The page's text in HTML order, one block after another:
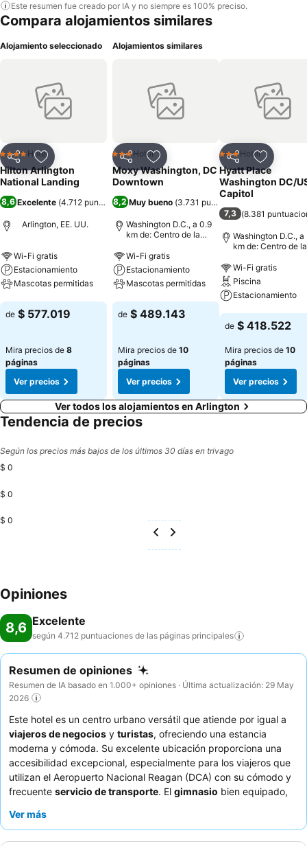
Este resumen fue creado por IA y no siempre es 100% preciso.
Compara alojamientos similares
Alojamiento seleccionado
CompartirAgregar a favoritos
4 EstrellasHotel
Hilton Arlington
National Landing
8,6 Excelente (4.712 puntuaciones)
Arlington, EE. UU.
Wi-Fi gratis
Estacionamiento
Mascotas permitidas
Ver precios
de $ 577.019
Mira precios de 8
páginas
Ver precios
Alojamientos similares
CompartirAgregar a favoritos
3 Estrellas
Hotel
Moxy Washington, DC
Downtown
8,2 Muy bueno (3.731 puntuaciones
Washington D.C., a 0.9
km de: Centro de la
Wi-Fi gratis
Estacionamiento
Mascotas permitidas
Ver precios
de $ 489.143
Mira precios de 10
páginas
Ver precios
CompartirAgregar
3 Estrellas
Hotel
Hyatt Place
Washington DC/
Capitol
7,3 (8.381
Washington D.C., a
km de: Centro de la
Wi-Fi gratis
Piscina
Estacionamiento
Ver precios
de $ 418.522
Mira precios de 10
páginas
Ver precios
Ver todos los alojamientos en Arlington
Tendencia de precios
Según los precios más bajos de los últimos 30 días en trivago
$ 0
$ 0
$ 0
Opiniones
8,6 Excelente
según 4.712 puntuaciones de las páginas principales
Resumen de opiniones
Resumen de IA basado en 1.000+ opiniones · Última actualización: 29 May
2026
Este hotel es un centro urbano versátil que atiende por igual a
viajeros de negocios y turistas, ofreciendo una estancia
moderna y cómoda. Su excelente ubicación proporciona una
accesibilidad excepcional, especialmente para los viajeros que
utilizan el Aeropuerto Nacional Reagan (DCA) con su cómodo y
frecuente servicio de transporte. El gimnasio bien equipado,
bienestar de los huéspedes. Los huéspedes elogian
Ver más